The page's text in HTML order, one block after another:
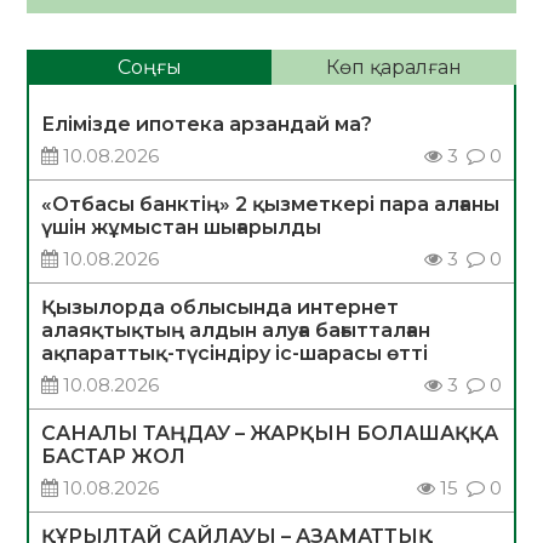
Соңғы Көп қаралған
Елімізде ипотека арзандай ма?
10.08.2026
3 0
«Отбасы банктің» 2 қызметкері пара алғаны
үшін жұмыстан шығарылды
10.08.2026
3 0
Қызылорда облысында интернет
алаяқтықтың алдын алуға бағытталған
ақпараттық-түсіндіру іс-шарасы өтті
10.08.2026
3 0
САНАЛЫ ТАҢДАУ – ЖАРҚЫН БОЛАШАҚҚА
БАСТАР ЖОЛ
10.08.2026
15 0
ҚҰРЫЛТАЙ САЙЛАУЫ – АЗАМАТТЫҚ